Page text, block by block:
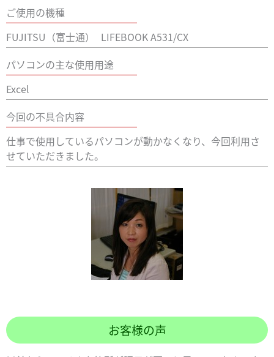
ご使用の機種
FUJITSU（富士通）
LIFEBOOK A531/CX
パソコンの主な使用用途
Excel
今回の不具合内容
仕事で使用しているパソコンが動かなくなり、今回利用さ
せていただきました。
お客様の声